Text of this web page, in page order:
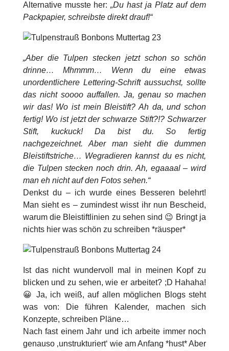
Alternative musste her:„Du hast ja Platz auf dem
Packpapier, schreibste direkt drauf!“
„Aber die Tulpen stecken jetzt schon so schön
drinne… Mhmmm… Wenn du eine etwas
unordentlichere Lettering-Schrift aussuchst, sollte
das nicht soooo auffallen. Ja, genau so machen
wir das! Wo ist mein Bleistift? Ah da, und schon
fertig! Wo ist jetzt der schwarze Stift?!? Schwarzer
Stift, kuckuck! Da bist du. So fertig
nachgezeichnet. Aber man sieht die dummen
Bleistiftstriche… Wegradieren kannst du es nicht,
die Tulpen stecken noch drin. Ah, egaaaal – wird
man eh nicht auf den Fotos sehen.“
Denkst du – ich wurde eines Besseren belehrt!
Man sieht es – zumindest wisst ihr nun Bescheid,
warum die Bleistiftlinien zu sehen sind 😉 Bringt ja
nichts hier was schön zu schreiben *räusper*
Ist das nicht wundervoll mal in meinen Kopf zu
blicken und zu sehen, wie er arbeitet? ;D Hahaha!
😀 Ja, ich weiß, auf allen möglichen Blogs steht
was von: Die führen Kalender, machen sich
Konzepte, schreiben Pläne…
Nach fast einem Jahr und ich arbeite immer noch
genauso ‚unstrukturiert‘ wie am Anfang *hust* Aber